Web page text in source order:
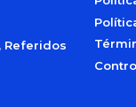
Referidos